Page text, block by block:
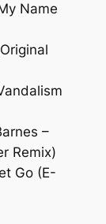
Name
–
Remix)
Go (E-